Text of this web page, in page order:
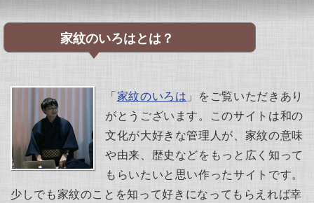
家紋のいろはとは？
「家紋のいろは 」をご覧いただきあり
がとうございます。このサイトは和の
文化が大好きな管理人が、家紋の意味
や由来、歴史などをもっと広く知って
もらいたいと思い作ったサイトです。
少しでも家紋のことを知って好きになってもらえれば幸